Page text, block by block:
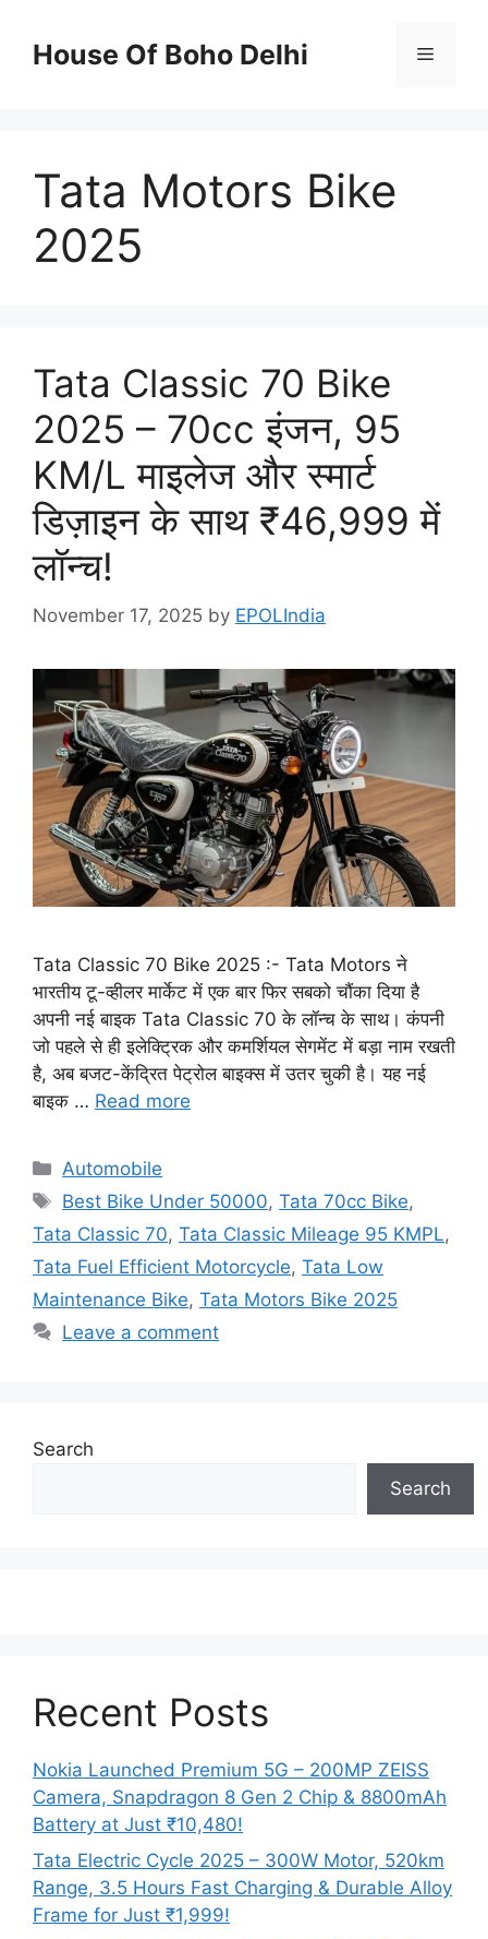
contentHouse Of Boho Delhi Menu
Tata Motors Bike
2025
Tata Classic 70 Bike
2025 – 70cc इंजन, 95
KM/L माइलेज और स्मार्ट
डिज़ाइन के साथ ₹46,999 में
लॉन्च!
November 17, 2025 by EPOLIndia
Tata Classic 70 Bike 2025 :- Tata Motors ने
भारतीय टू-व्हीलर मार्केट में एक बार फिर सबको चौंका दिया है
अपनी नई बाइक Tata Classic 70 के लॉन्च के साथ। कंपनी
जो पहले से ही इलेक्ट्रिक और कमर्शियल सेगमेंट में बड़ा नाम रखती
है, अब बजट-केंद्रित पेट्रोल बाइक्स में उतर चुकी है। यह नई
बाइक … Read more
Categories
Automobile
Tags
Best Bike Under 50000,Tata 70cc Bike,
Tata Classic 70, Tata Classic Mileage 95 KMPL,
Tata Fuel Efficient Motorcycle, Tata Low
Maintenance Bike, Tata Motors Bike 2025
Leave a comment
Search
Search
Recent Posts
Nokia Launched Premium 5G – 200MP ZEISS
Camera, Snapdragon 8 Gen 2 Chip & 8800mAh
Battery at Just ₹10,480!
Tata Electric Cycle 2025 – 300W Motor, 520km
Range, 3.5 Hours Fast Charging & Durable Alloy
Frame for Just ₹1,999!